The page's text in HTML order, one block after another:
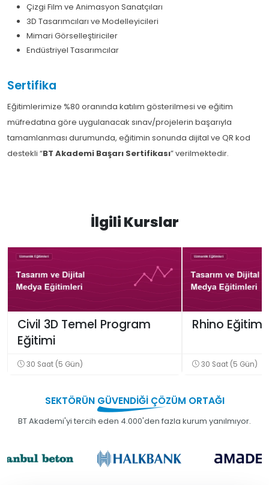
Çizgi Film ve Animasyon Sanatçıları
3D Tasarımcıları ve Modelleyicileri
Mimari Görselleştiriciler
Endüstriyel Tasarımcılar
Sertifika
Eğitimlerimize %80 oranında katılım gösterilmesi ve eğitim
müfredatına göre uygulanacak sınav/projelerin başarıyla
tamamlanması durumunda, eğitimin sonunda dijital ve QR kod
destekli “BT Akademi Başarı Sertifikası” verilmektedir.
İlgili Kurslar
Civil 3D Temel Program
Eğitimi
30 Saat (5 Gün)
Rhino Eğitimi
30 Saat (5 Gün)
SEKTÖRÜN GÜVENDİĞİÇÖZÜM ORTAĞI
BT Akademi'yi tercih eden 4.000'den fazla kurum yanılmıyor.